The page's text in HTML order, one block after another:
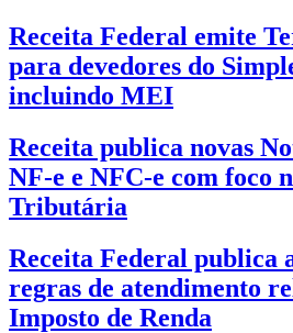
Receita Federal emite
para devedores do
incluindo MEI
Receita publica novas
NF-e e NFC-e com foco
Tributária
Receita Federal publica
regras de atendimento
Imposto de Renda